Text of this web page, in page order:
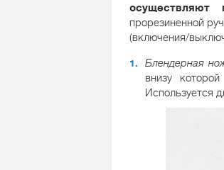
осуществляют
прорезиненной
(включения/
Блендерная
внизу
Используется